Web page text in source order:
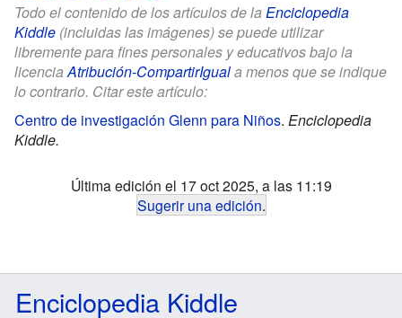
Todo el contenido de los artículos de la Enciclopedia
Kiddle (incluidas las imágenes) se puede utilizar
libremente para fines personales y educativos bajo la
licenciaAtribución-CompartirIguala menos que se indique
lo contrario. Citar este artículo:
Centro de investigación Glenn para Niños. Enciclopedia
Kiddle.
Última edición el 17 oct 2025, a las 11:19
Sugerir una edición.
Enciclopedia Kiddle